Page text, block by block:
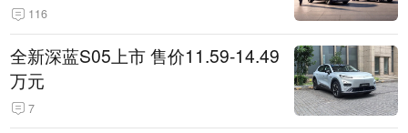
116
全新深蓝S05上市 售价11.59-14.49
万元
7